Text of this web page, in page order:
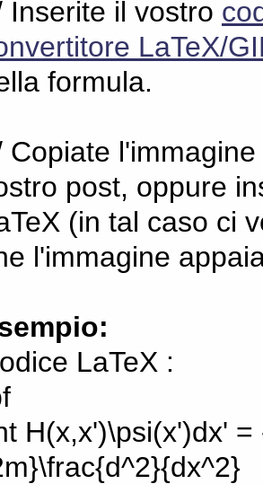
Inserite il vostro
LaTeX/
formula.
Copiate
post, oppure
(in tal caso ci
l'immagine
LaTeX :
H(x,x')\psi(x')dx'